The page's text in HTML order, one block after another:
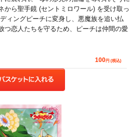
から聖手鏡 (セントミロワール) を受け取っ
ィングピーチに変身し、悪魔族を追い払
つ恋人たちを守るため、ピーチは仲間の愛
100円 (税込)